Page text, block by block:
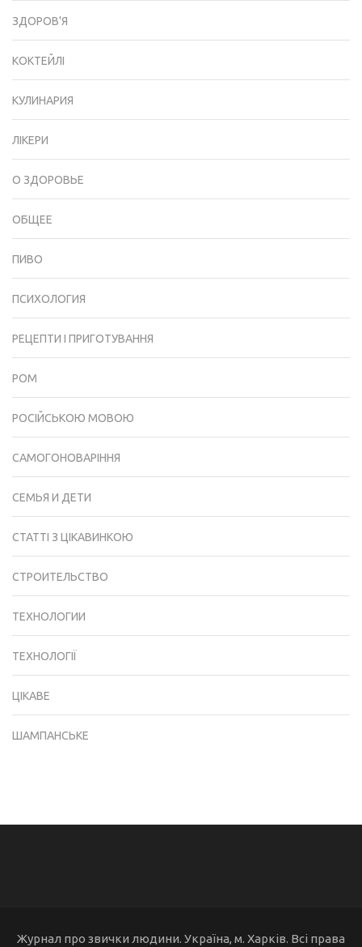
ЗДОРОВ'Я
КОКТЕЙЛІ
КУЛИНАРИЯ
ЛІКЕРИ
О ЗДОРОВЬЕ
ОБЩЕЕ
ПИВО
ПСИХОЛОГИЯ
РЕЦЕПТИ І ПРИГОТУВАННЯ
РОМ
РОСІЙСЬКОЮ МОВОЮ
САМОГОНОВАРІННЯ
СЕМЬЯ И ДЕТИ
СТАТТІ З ЦІКАВИНКОЮ
СТРОИТЕЛЬСТВО
ТЕХНОЛОГИИ
ТЕХНОЛОГІЇ
ЦІКАВЕ
ШАМПАНСЬКЕ
Журнал про звички людини. Україна, м. Харків. Всі права